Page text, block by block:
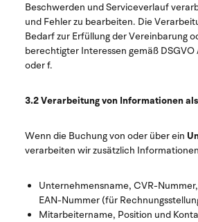
Beschwerden und Serviceverlauf
und Fehler zu bearbeiten. Die
Bedarf zur Erfüllung der Vereinbarung
berechtigter Interessen gemäß DSGVO
oder f.
3.2 Verarbeitung von Informationen
Wenn die Buchung von oder über ein
verarbeiten wir zusätzlich
Unternehmensname, CVR-
EAN-Nummer (für
Mitarbeitername, Position und